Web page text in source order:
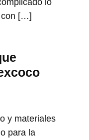
lo
con […]
y materiales
para la